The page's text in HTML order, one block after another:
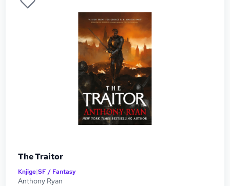
The Traitor
Knjige|SF / Fantasy
Anthony Ryan